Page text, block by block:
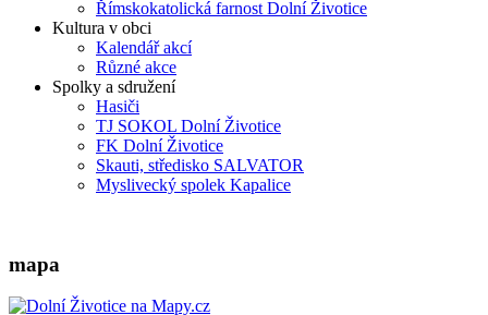
Římskokatolická farnost Dolní Životice
Kultura v obci
Kalendář akcí
Různé akce
Spolky a sdružení
Hasiči
TJ SOKOL Dolní Životice
FK Dolní Životice
Skauti, středisko SALVATOR
Myslivecký spolek Kapalice
mapa